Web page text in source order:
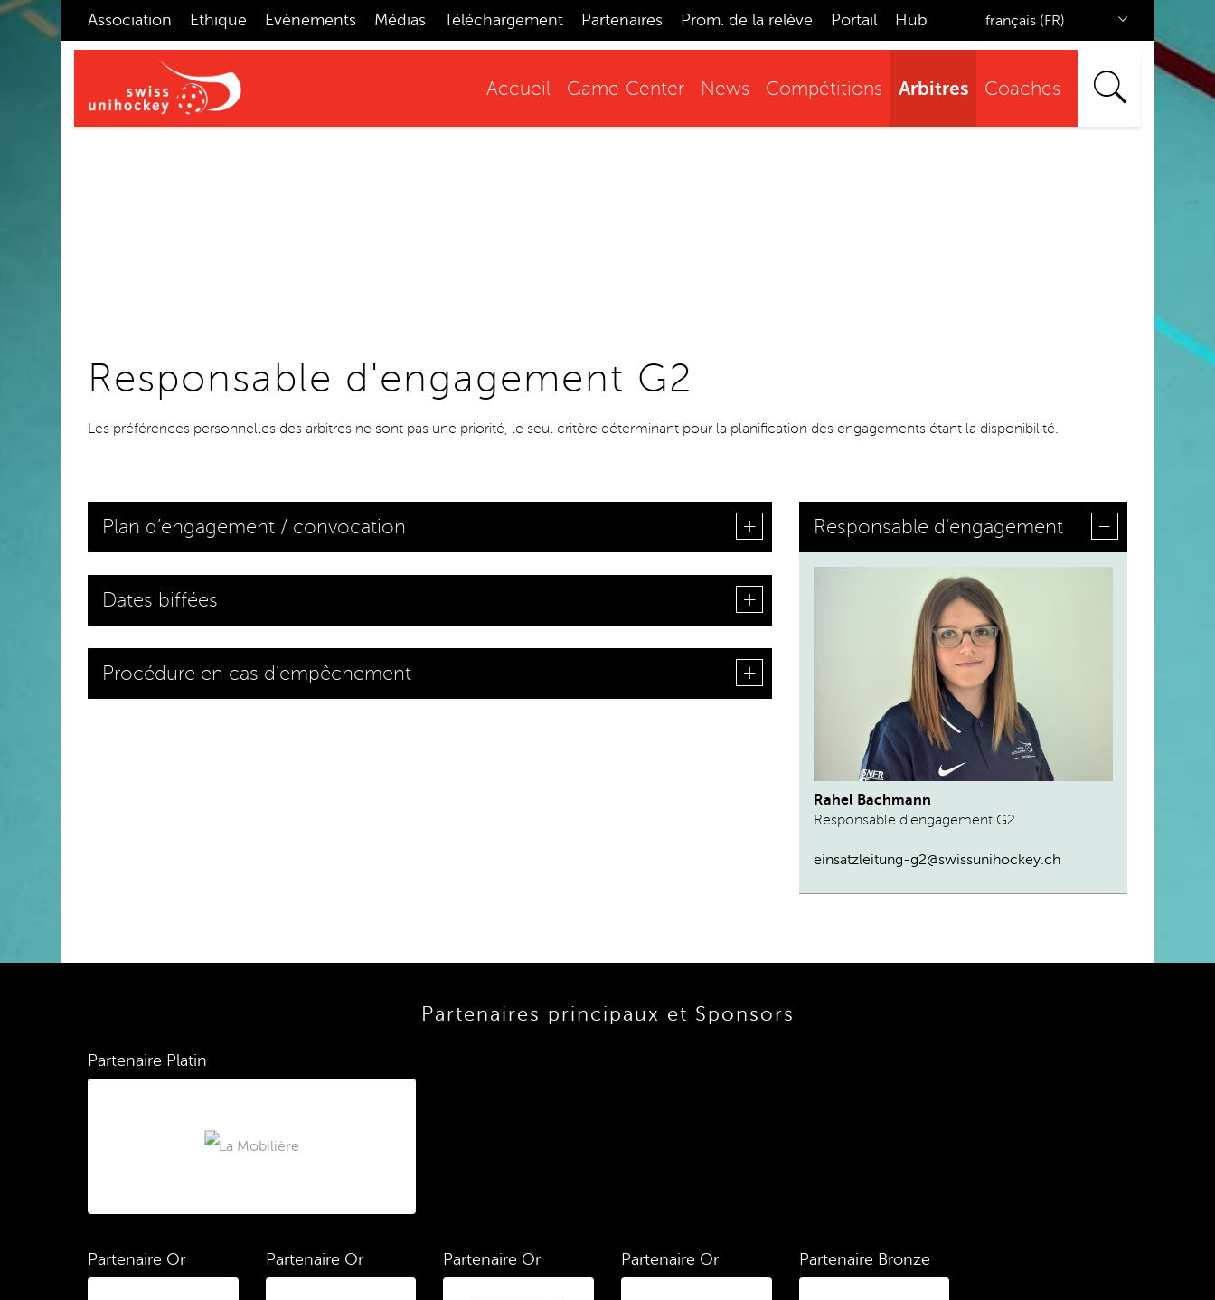
Association Ethique Evènements Médias Téléchargement Partenaires Prom. de la relève Portail Hub français (FR)
Accueil Game-Center News Compétitions Arbitres Coaches
Responsable d'engagement G2
Les préférences personnelles des arbitres ne sont pas une priorité, le seul critère déterminant pour la planification des engagements étant la disponibilité.
Plan d’engagement / convocation
Dates biffées
Procédure en cas d’empêchement
Responsable d'engagement
Rahel Bachmann
Responsable d'engagement G2
einsatzleitung-g2@swissunihockey.ch
Partenaires principaux et Sponsors
Partenaire Platin
Partenaire Or Partenaire Or Partenaire Or Partenaire Or Partenaire Bronze